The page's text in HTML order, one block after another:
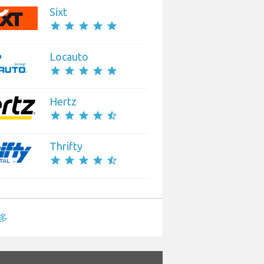
Sixt
star star star star star
Locauto
star star star star star
Hertz
star star star star star_half
Thrifty
star star star star star_half